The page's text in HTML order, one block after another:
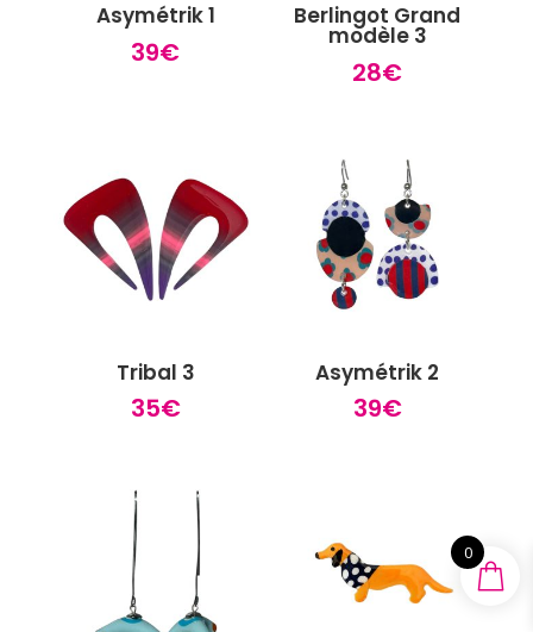
Asymétrik 1
39€
Berlingot Grand
modèle 3
28€
Tribal 3
35€
Asymétrik 2
39€
0